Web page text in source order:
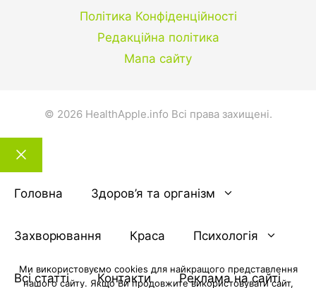
Політика Конфіденційності
Редакційна політика
Мапа сайту
© 2026 HealthApple.info Всі права захищені.
Закрити
тему
Головна Здоров’я та організм
Захворювання Краса Психологія
Всі статті Контакти Реклама на сайті
Ми використовуємо cookies для найкращого представлення
нашого сайту. Якщо Ви продовжите використовувати сайт,